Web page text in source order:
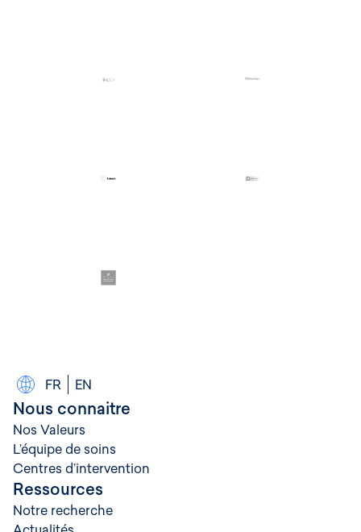
FR EN
Nous connaitre
Nos Valeurs
L’équipe de soins
Centres d’intervention
Ressources
Notre recherche